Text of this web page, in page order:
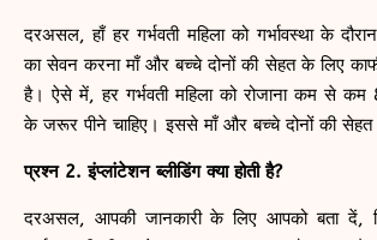
दरअसल, हाँ हर गर्भवती महिला को गर्भावस्था के
का सेवन करना माँ और बच्चे दोनों की सेहत के लिए काफी
है। ऐसे में, हर गर्भवती महिला को रोजाना कम से कम
के जरूर पीने चाहिए। इससे माँ और बच्चे दोनों की सेहत
प्रश्न 2. इंप्लांटेशन ब्लीडिंग क्या होती है?
दरअसल, आपकी जानकारी के लिए आपको बता दें,